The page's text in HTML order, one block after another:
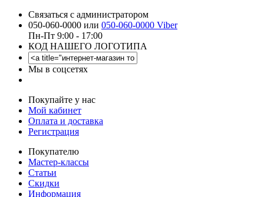
Связаться с администратором
050-060-0000 или 050-060-0000 Viber
Пн-Пт 9:00 - 17:00
КОД НАШЕГО ЛОГОТИПА
Мы в соцсетях
Покупайте у нас
Мой кабинет
Оплата и доставка
Регистрация
Покупателю
Мастер-классы
Статьи
Скидки
Информация